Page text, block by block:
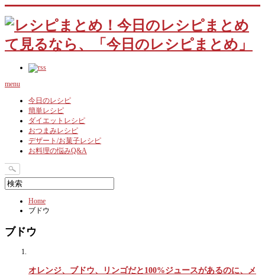
menu
今日のレシピ
簡単レシピ
ダイエットレシピ
おつまみレシピ
デザート/お菓子レシピ
お料理の悩みQ&A
Home
ブドウ
ブドウ
オレンジ、ブドウ、リンゴだと100%ジュースがあるのに、メ